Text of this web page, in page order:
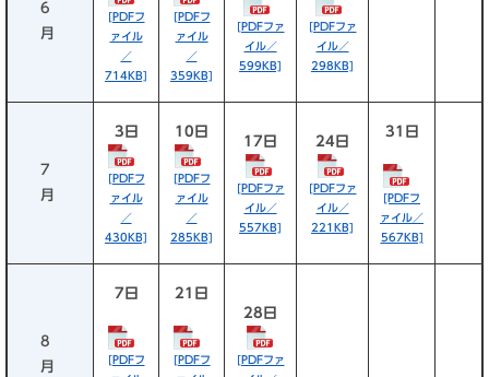
6
月
[PDFフ
ァイル
／
714KB]
[PDFフ
ァイル
／
359KB]
[PDFファ
イル／
599KB]
[PDFファ
イル／
298KB]
7
月
3日
[PDFフ
ァイル
／
430KB]
10日
[PDFフ
ァイル
／
285KB]
17日
[PDFファ
イル／
557KB]
24日
[PDFファ
イル／
221KB]
31日
[PDFフ
ァイル／
567KB]
8
月
7日
[PDFフ
21日
[PDFフ
28日
[PDFファ